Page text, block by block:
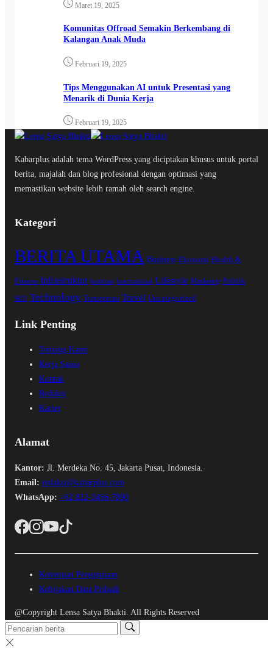
Maret 19, 2025
Komunitas Offroad Semakin Berkembang di
Kalangan Anak Muda
Februari 19, 2025
Tips Menggunakan AI untuk Presentasi yang
Menarik di Dunia Kerja
Februari 19, 2025
Kabarplus adalah tema WordPress yang diciptakan khusus untuk portal
berita, majalah dan blog profesional dengan optimasi yang
memastikan website lebih ramah oleh search engine.
Kategori
BERITA UTAMA Business Ekonomi Health &
Fitness Infrastruktur Inspirasi Internasional Lifestyle Marketing Politik
SEO Technology Transportasi Travel Uncategorized
Link Penting
Tentang Kami
Kerja Sama
Kontak
Redaksi
Karier
Alamat
Kantor: Jl. Merdeka No. 45, Jakarta Pusat, Indonesia.
Email: redaksi@kabarplus.com
WhatsApp: +62 812-3456-7890
Ketentuan Penggunaan
Kebijakan Data Pribadi
@Copyright Lensa Satya Bhakti. All Rights Reserved